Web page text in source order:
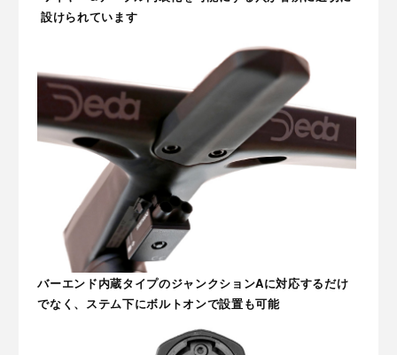
設けられています
バーエンド内蔵タイプのジャンクションAに対応するだけ
でなく、ステム下にボルトオンで設置も可能